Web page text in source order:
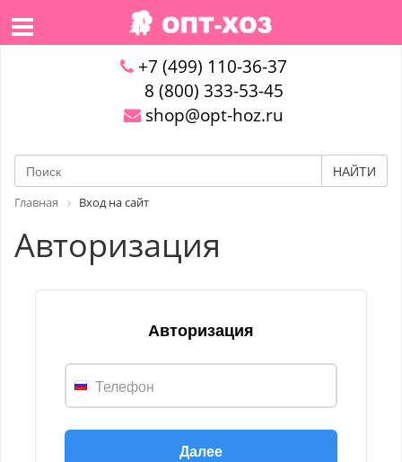
+7 (499) 110-36-37
8 (800) 333-53-45
shop@opt-hoz.ru
НАЙТИ
Главная Вход на сайт
Авторизация
Авторизация
Телефон
Далее